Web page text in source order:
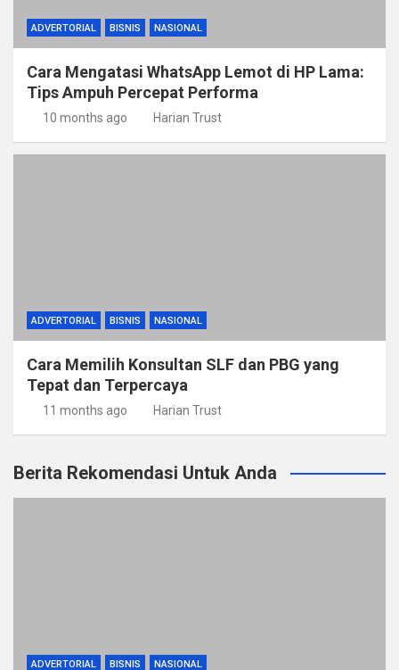
ADVERTORIAL BISNIS NASIONAL
Cara Mengatasi WhatsApp Lemot di HP Lama:
Tips Ampuh Percepat Performa
10 months ago Harian Trust
ADVERTORIAL BISNIS NASIONAL
Cara Memilih Konsultan SLF dan PBG yang
Tepat dan Terpercaya
11 months ago Harian Trust
Berita Rekomendasi Untuk Anda
ADVERTORIAL BISNIS NASIONAL